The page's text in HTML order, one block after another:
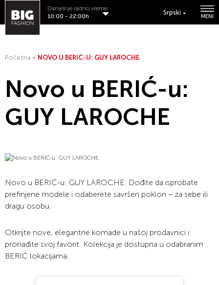
Srpski
MENI
Današnje radno vreme:
10:00 - 22:00h
Početna » NOVO U BERIĆ-U: GUY LAROCHE
Novo u BERIĆ-u:
GUY LAROCHE
Novo u BERIĆ-u: GUY LAROCHE. Dođite da isprobate
prefinjene modele i odaberete savršen poklon – za sebe ili
dragu osobu.
Otkrijte nove, elegantne komade u našoj prodavnici i
pronađite svoj favorit. Kolekcija je dostupna u odabranim
BERIĆ lokacijama.